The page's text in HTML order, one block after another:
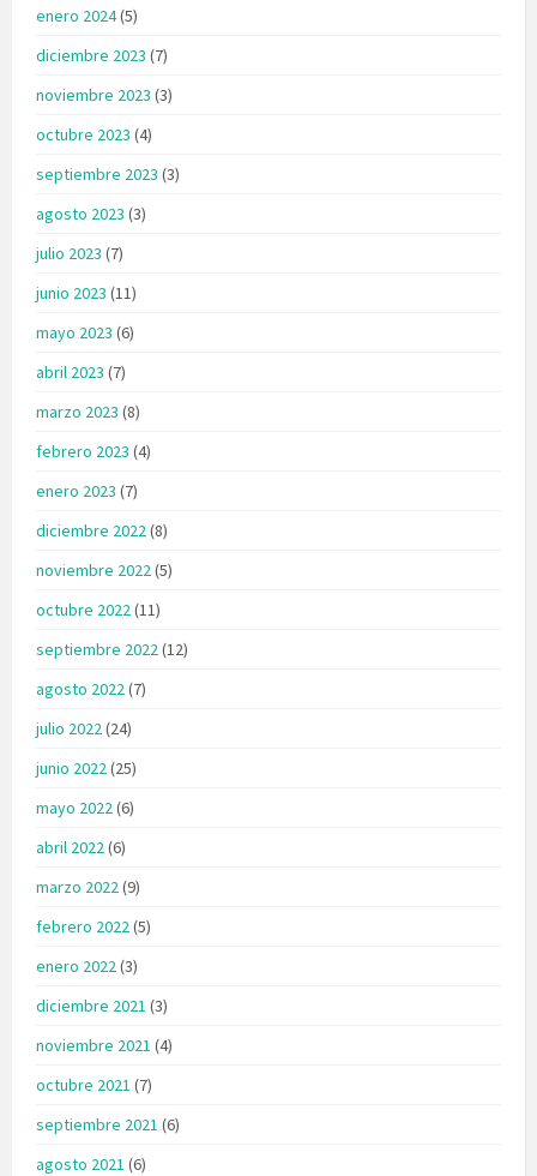
enero 2024(5)
diciembre 2023 (7)
noviembre 2023 (3)
octubre 2023 (4)
septiembre 2023 (3)
agosto 2023 (3)
julio 2023 (7)
junio 2023 (11)
mayo 2023 (6)
abril 2023 (7)
marzo 2023 (8)
febrero 2023 (4)
enero 2023 (7)
diciembre 2022(8)
noviembre 2022(5)
octubre 2022(11)
septiembre 2022(12)
agosto 2022(7)
julio 2022(24)
junio 2022(25)
mayo 2022(6)
abril 2022(6)
marzo 2022(9)
febrero 2022(5)
enero 2022(3)
diciembre 2021 (3)
noviembre 2021 (4)
octubre 2021 (7)
septiembre 2021 (6)
agosto 2021 (6)